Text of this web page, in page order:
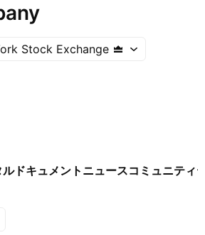
Stock Exchange
ルドキュメント ニュースコミュニティ